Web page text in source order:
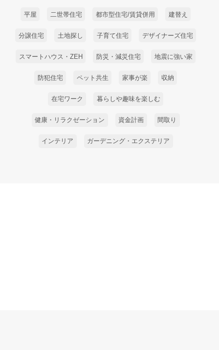
平屋 二世帯住宅 都市型住宅/賃貸併用 建替え
分譲住宅 土地探し 子育て住宅 デザイナーズ住宅
スマートハウス・ZEH 防災・減災住宅 地震に強い家
防犯住宅 ペット共生 家事が楽 収納
在宅ワーク 暮らしや趣味を楽しむ
健康・リラクゼーション 資金計画 間取り
インテリア ガーデニング・エクステリア